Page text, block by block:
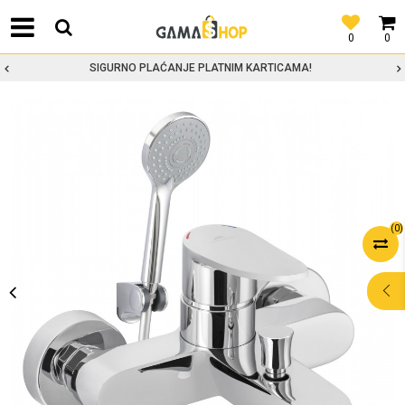
0
0
SIGURNO PLAĆANJE PLATNIM KARTICAMA!
(0)
POMOĆ PRI
KUPOVINI